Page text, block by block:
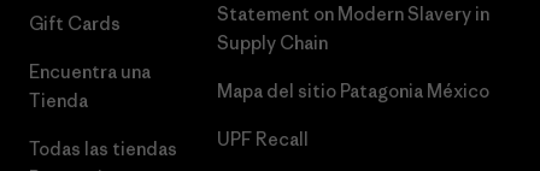
Gift Cards
Encuentra una
Tienda
Todas las tiendas
Statement on Modern Slavery in
Supply Chain
Mapa del sitio Patagonia México
UPF Recall